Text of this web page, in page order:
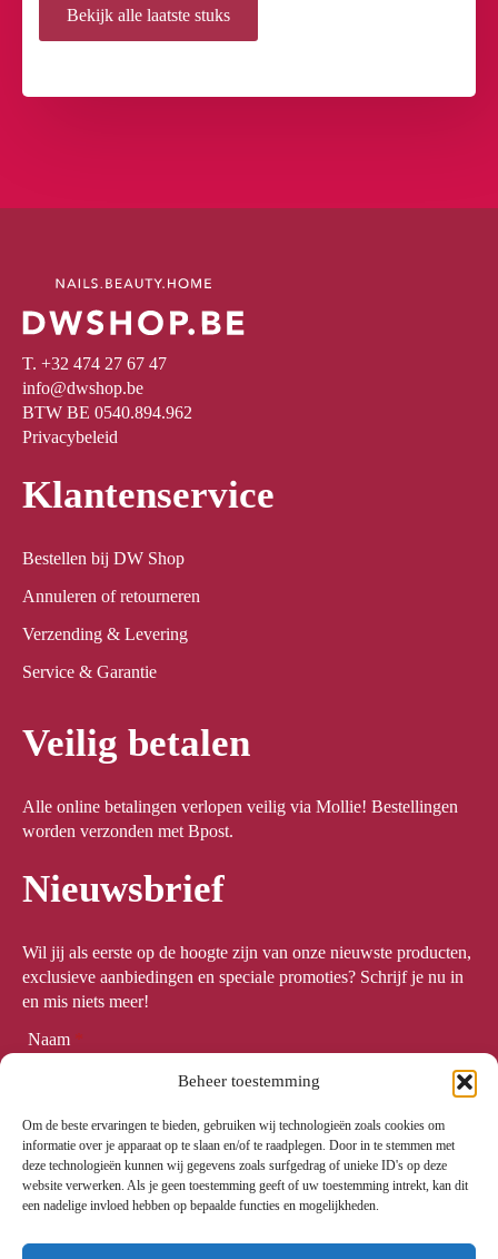
Beheer toestemming
Om de beste ervaringen te bieden, gebruiken wij technologieën zoals cookies om
informatie over je apparaat op te slaan en/of te raadplegen. Door in te stemmen met
deze technologieën kunnen wij gegevens zoals surfgedrag of unieke ID's op deze
website verwerken. Als je geen toestemming geeft of uw toestemming intrekt, kan dit
een nadelige invloed hebben op bepaalde functies en mogelijkheden.
Bekijk alle laatste stuks
T. +32 474 27 67 47
info@dwshop.be
BTW BE 0540.894.962
Privacybeleid
Klantenservice
Bestellen bij DW Shop
Annuleren of retourneren
Verzending & Levering
Service & Garantie
Veilig betalen
Alle online betalingen verlopen veilig via Mollie! Bestellingen
worden verzonden met Bpost.
Nieuwsbrief
Wil jij als eerste op de hoogte zijn van onze nieuwste producten,
exclusieve aanbiedingen en speciale promoties? Schrijf je nu in
en mis niets meer!
Naam *
Email *
Meld me aan